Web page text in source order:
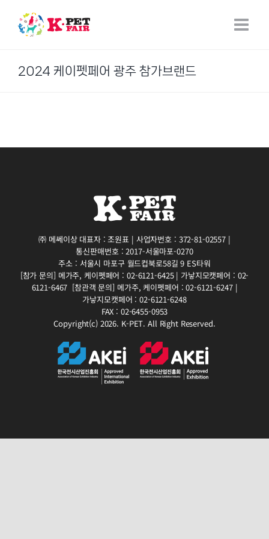
content
2024 케이펫페어 광주 참가브랜드
㈜ 메쎄이상 대표자 : 조원표 | 사업자번호 : 372-81-02557 |
통신판매번호 : 2017-서울마포-0270
주소 : 서울시 마포구 월드컵북로58길 9 ES타워
[참가 문의] 메가주, 케이펫페어 : 02-6121-6425 | 가낳지모캣페어 : 02-
6121-6467 [참관객 문의] 메가주, 케이펫페어 : 02-6121-6247 |
가낳지모캣페어 : 02-6121-6248
FAX : 02-6455-0953
Copyright(c) 2026. K-PET. All Right Reserved.